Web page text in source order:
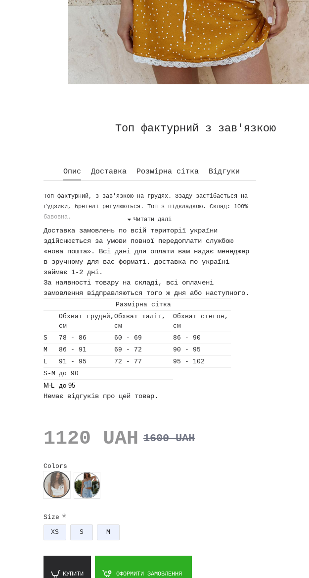
Топ фактурний з зав'язкою
Опис Доставка Розмірна сітка Вiдгуки
Топ фактурний, з зав'язкою на грудях. Ззаду застібається на
ґудзики, бретелі регулюються. Топ з підкладкою. Склад: 100%
бавовна.
Колір: білий.
ОГ 79-85 см
Напівобхват в талії 34 см
ОГ 85-90 см
ОТ 66-71 см
Розмір М:
ОГ 90-94 см
ОТ 72-75 см
Параметри моделі: 81/62/92, зріст 167 см.
Догляд:
Ручне прання або делікатний режим при температурі не вище
30°C;
Не використовувати відбілювач;
Можна прасувати паром або праскою у вивернутому стані;
Прати з речима такого ж кольору.
Доставка замовлень по всій території україни
здійснюється за умови повної передоплати службою
«нова пошта». Всі дані для оплати вам надає менеджер
в зручному для вас форматі. доставка по україні
займає 1-2 дні.
За наявності товару на складі, всі оплачені
замовлення відправляються того ж дня або наступного.
Размірна сітка
Обхват грудей,
см
Обхват талії,
см
Обхват стегон,
см
S
78 - 86 60 - 69
86 - 90
M
86 - 91 69 - 72
90 - 95
L
91 - 95 72 - 77
95 - 102
S-M до 90
M-L
до 95
Немає відгуків про цей товар.
1600 UAH
1120 UAH
Colors
Size
XS S M
КУПИТИ ОФОРМИТИ ЗАМОВЛЕННЯ